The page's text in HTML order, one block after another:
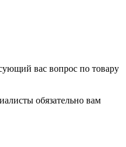
вас вопрос по товару
обязательно вам